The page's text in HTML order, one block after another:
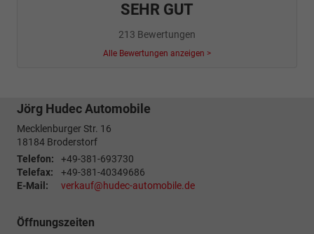
SEHR GUT
213 Bewertungen
Alle Bewertungen anzeigen >
Jörg Hudec Automobile
Mecklenburger Str. 16
18184 Broderstorf
Telefon:
+49-381-693730
Telefax:
+49-381-40349686
E-Mail:
verkauf@hudec-automobile.de
Öffnungszeiten